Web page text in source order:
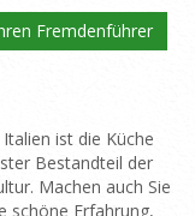
Fremdenführer
Italien ist die Küche
Bestandteil der
Machen auch Sie
schöne Erfahrung,